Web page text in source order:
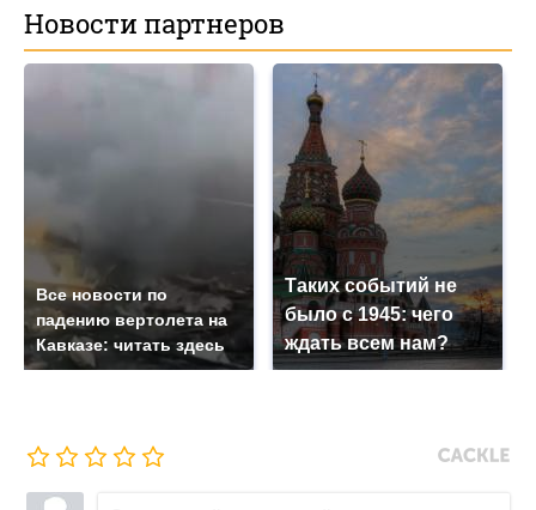
Новости партнеров
Все новости по
падению вертолета на
Кавказе: читать здесь
Таких событий не
было с 1945: чего
ждать всем нам?